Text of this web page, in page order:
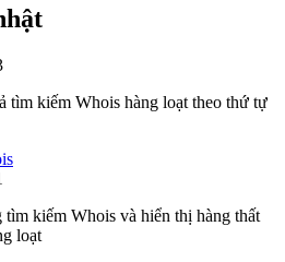
tìm kiếm Whois hàng loạt theo thứ tự
kiếm Whois và hiển thị hàng thất
loạt